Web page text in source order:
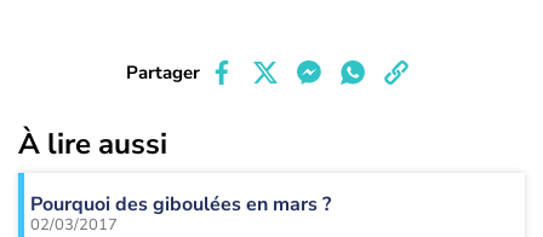
Partager
À lire aussi
Pourquoi des giboulées en mars ?
02/03/2017